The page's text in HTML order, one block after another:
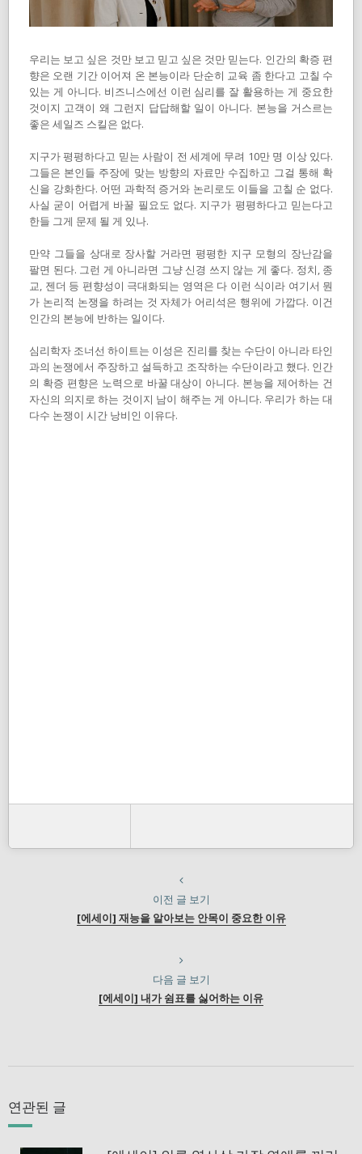
우리는 보고 싶은 것만 보고 믿고 싶은 것만 믿는다. 인간의 확증 편
향은 오랜 기간 이어져 온 본능이라 단순히 교육 좀 한다고 고칠 수
있는 게 아니다. 비즈니스에선 이런 심리를 잘 활용하는 게 중요한
것이지 고객이 왜 그런지 답답해할 일이 아니다. 본능을 거스르는
좋은 세일즈 스킬은 없다.
지구가 평평하다고 믿는 사람이 전 세계에 무려 10만 명 이상 있다.
그들은 본인들 주장에 맞는 방향의 자료만 수집하고 그걸 통해 확
신을 강화한다. 어떤 과학적 증거와 논리로도 이들을 고칠 순 없다.
사실 굳이 어렵게 바꿀 필요도 없다. 지구가 평평하다고 믿는다고
한들 그게 문제 될 게 있나.
만약 그들을 상대로 장사할 거라면 평평한 지구 모형의 장난감을
팔면 된다. 그런 게 아니라면 그냥 신경 쓰지 않는 게 좋다. 정치, 종
교, 젠더 등 편향성이 극대화되는 영역은 다 이런 식이라 여기서 뭔
가 논리적 논쟁을 하려는 것 자체가 어리석은 행위에 가깝다. 이건
인간의 본능에 반하는 일이다.
심리학자 조너선 하이트는 이성은 진리를 찾는 수단이 아니라 타인
과의 논쟁에서 주장하고 설득하고 조작하는 수단이라고 했다. 인간
의 확증 편향은 노력으로 바꿀 대상이 아니다. 본능을 제어하는 건
자신의 의지로 하는 것이지 남이 해주는 게 아니다. 우리가 하는 대
다수 논쟁이 시간 낭비인 이유다.
이전 글 보기
[에세이] 재능을 알아보는 안목이 중요한 이유
다음 글 보기
[에세이] 내가 쉼표를 싫어하는 이유
연관된 글